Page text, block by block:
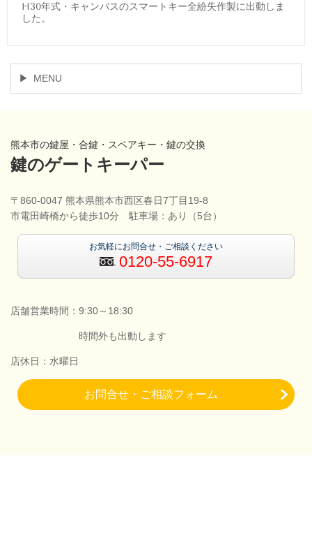
H30年式・キャンバスのスマートキー全紛失作製に出動しま
した。
MENU
熊本市の鍵屋・合鍵・スペアキー・鍵の交換
鍵のゲートキーパー
〒860-0047 熊本県熊本市西区春日7丁目19-8
市電田崎橋から徒歩10分 駐車場：あり（5台）
お気軽にお問合せ・ご相談ください
0120-55-6917
店舗営業時間：9:30～18:30
時間外も出動します
店休日：水曜日
お問合せ・ご相談フォーム